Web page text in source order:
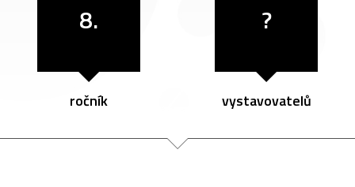
8.
ročník
?
vystavovatelů